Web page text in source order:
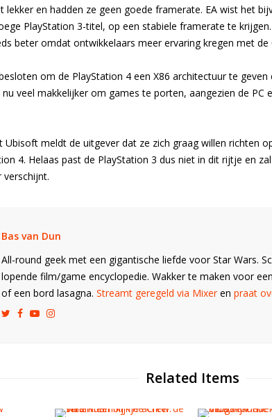
lekker en hadden ze geen goede framerate. EA wist het
PlayStation 3-titel, op een stabiele framerate te
beter omdat ontwikkelaars meer ervaring kregen met de
om de PlayStation 4 een X86 architectuur te
veel makkelijker om games te porten, aangezien de PC
Ubisoft meldt de uitgever dat ze zich graag willen richten
4. Helaas past de PlayStation 3 dus niet in dit rijtje en
verschijnt.
Bas van Dun
All-round geek met een gigantische liefde voor Star Wars.
lopende film/game encyclopedie. Wakker te maken voor
of een bord lasagna. Streamt geregeld via Mixeren praat
Related Items